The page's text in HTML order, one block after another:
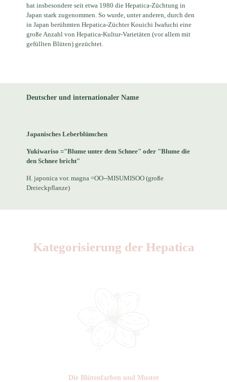
hat insbesondere seit etwa 1980 die Hepatica-Züchtung in
Japan stark zugenommen. So wurde, unter anderen, durch den
in Japan berühmten Hepatica-Züchter Kouichi Iwafuchi eine
große Anzahl von Hepatica-Kultur-Varietäten (vor allem mit
gefüllten Blüten) gezüchtet.
Deutscher und internationaler Name
Japanisches Leberblümchen
Yukiwariso ="Blume unter dem Schnee" oder "Blume die
den Schnee bricht"
H. japonica vor. magna =OO--MISUMISOO (große
Dreieckpflanze)
Kategorisierung der Hepatica
Die Blüten­farben und Muster